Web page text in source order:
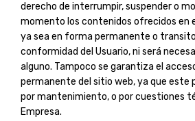
derecho de interrumpir, suspender o
momento los contenidos ofrecidos en
ya sea en forma permanente o
conformidad del Usuario, ni será
alguno. Tampoco se garantiza el
permanente del sitio web, ya que este
por mantenimiento, o por cuestiones
Empresa.